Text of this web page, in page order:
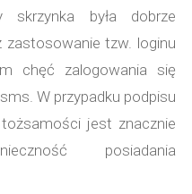
była dobrze
zastosowanie tzw. loginu
chęć zalogowania się
W przypadku podpisu
jest znacznie
posiadania